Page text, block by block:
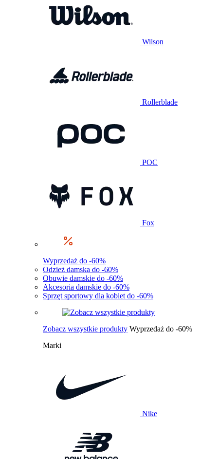
Wilson
Rollerblade
POC
Fox
Wyprzedaż do -60%
Odzież damska do -60%
Obuwie damskie do -60%
Akcesoria damskie do -60%
Sprzęt sportowy dla kobiet do -60%
Zobacz wszystkie produkty Wyprzedaż do -60%
Marki
Nike